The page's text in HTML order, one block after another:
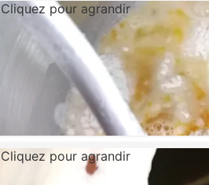
Cliquez pour agrandir
Cliquez pour agrandir